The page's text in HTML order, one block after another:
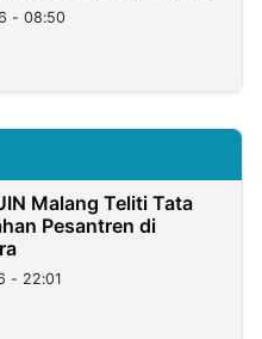
- 08:50
Malang Teliti Tata
Pesantren di
- 22:01